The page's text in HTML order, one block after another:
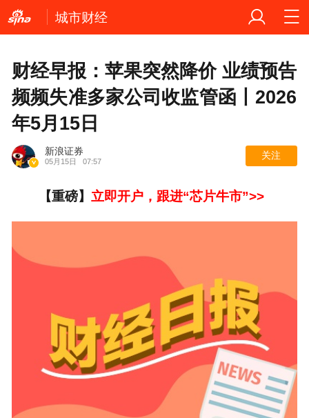
城市财经
财经早报：苹果突然降价 业绩预告
频频失准多家公司收监管函丨2026
年5月15日
新浪证券
05月15日 07:57
关注
【重磅】 立即开户，跟进“芯片牛市”>>